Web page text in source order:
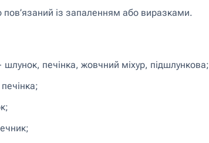
із запаленням або виразками.
печінка, жовчний міхур, підшлункова;